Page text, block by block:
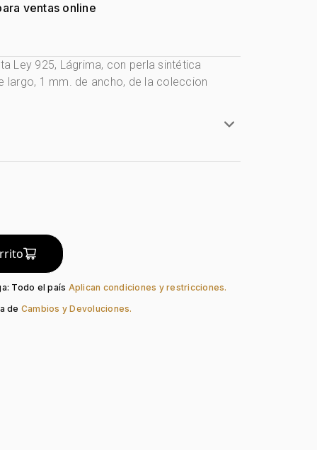
ventas online
Ley 925, Lágrima, con perla sintética
largo, 1 mm. de ancho, de la coleccion
Liso
Reasa
Perla Sintética
Todo el país Aplican condiciones y restricciones.
de Cambios y Devoluciones.